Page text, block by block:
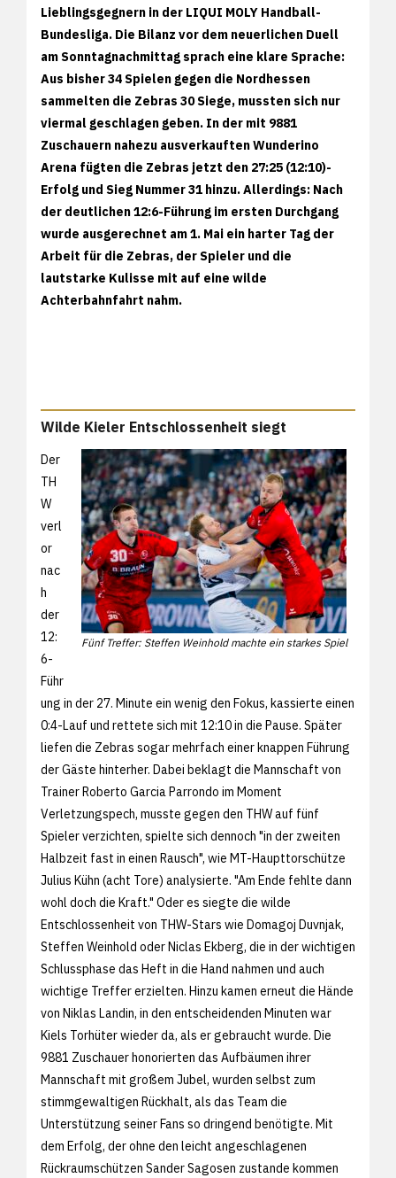
Lieblingsgegnern in der LIQUI MOLY Handball-
Bundesliga. Die Bilanz vor dem neuerlichen Duell
am Sonntagnachmittag sprach eine klare Sprache:
Aus bisher 34 Spielen gegen die Nordhessen
sammelten die Zebras 30 Siege, mussten sich nur
viermal geschlagen geben. In der mit 9881
Zuschauern nahezu ausverkauften Wunderino
Arena fügten die Zebras jetzt den 27:25 (12:10)-
Erfolg und Sieg Nummer 31 hinzu. Allerdings: Nach
der deutlichen 12:6-Führung im ersten Durchgang
wurde ausgerechnet am 1. Mai ein harter Tag der
Arbeit für die Zebras, der Spieler und die
lautstarke Kulisse mit auf eine wilde
Achterbahnfahrt nahm.
Wilde Kieler Entschlossenheit siegt
Fünf Treffer: Steffen Weinhold machte ein starkes Spiel
Der
TH
W
verl
or
nac
h
der
12:
6-
Führ
ung in der 27. Minute ein wenig den Fokus, kassierte einen
0:4-Lauf und rettete sich mit 12:10 in die Pause. Später
liefen die Zebras sogar mehrfach einer knappen Führung
der Gäste hinterher. Dabei beklagt die Mannschaft von
Trainer Roberto Garcia Parrondo im Moment
Verletzungspech, musste gegen den THW auf fünf
Spieler verzichten, spielte sich dennoch "in der zweiten
Halbzeit fast in einen Rausch", wie MT-Haupttorschütze
Julius Kühn (acht Tore) analysierte. "Am Ende fehlte dann
wohl doch die Kraft." Oder es siegte die wilde
Entschlossenheit von THW-Stars wie Domagoj Duvnjak,
Steffen Weinhold oder Niclas Ekberg, die in der wichtigen
Schlussphase das Heft in die Hand nahmen und auch
wichtige Treffer erzielten. Hinzu kamen erneut die Hände
von Niklas Landin, in den entscheidenden Minuten war
Kiels Torhüter wieder da, als er gebraucht wurde. Die
9881 Zuschauer honorierten das Aufbäumen ihrer
Mannschaft mit großem Jubel, wurden selbst zum
stimmgewaltigen Rückhalt, als das Team die
Unterstützung seiner Fans so dringend benötigte. Mit
dem Erfolg, der ohne den leicht angeschlagenen
Rückraumschützen Sander Sagosen zustande kommen